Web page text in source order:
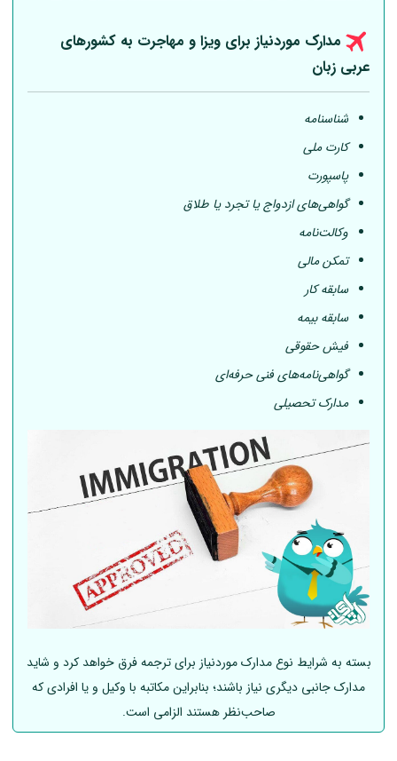
مدارک موردنیاز برای ویزا و مهاجرت به کشورهای
عربی زبان
شناسنامه
کارت ملی
پاسپورت
گواهی‌های ازدواج یا تجرد یا طلاق
وکالت‌نامه
تمکن مالی
سابقه کار
سابقه بیمه
فیش حقوقی
گواهی‌نامه‌های فنی حرفه‌ای
مدارک تحصیلی
بسته به شرایط نوع مدارک موردنیاز برای ترجمه فرق خواهد کرد و شاید
مدارک جانبی دیگری نیاز باشند؛ بنابراین مکاتبه با وکیل و یا افرادی که
صاحب‌نظر هستند الزامی است.